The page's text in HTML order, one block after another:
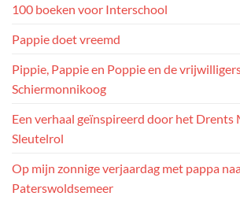
100 boeken voor Interschool
Pappie doet vreemd
Pippie, Pappie en Poppie en de
Schiermonnikoog
Een verhaal geïnspireerd door het Drents
Sleutelrol
Op mijn zonnige verjaardag met pappa
Paterswoldsemeer